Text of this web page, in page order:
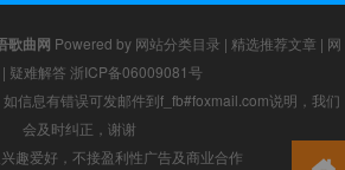
歌曲网 Powered by 网站分类目录 | 精选推荐文章 | 网
| 疑难解答 浙ICP备06009081号
信息有错误可发邮件到f_fb#foxmail.com说明，我们
会及时纠正，谢谢
趣爱好，不接盈利性广告及商业合作